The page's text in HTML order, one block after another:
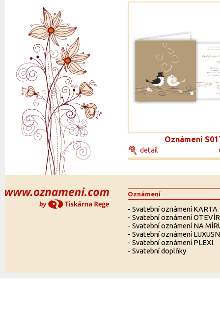
Oznámení
detail
Oznámení
- Svatební oznámení KARTA
- Svatební oznámení
- Svatební oznámení NA
- Svatební oznámení
- Svatební oznámení PLEXI
- Svatební doplňky